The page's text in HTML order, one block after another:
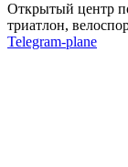
Открытый центр
триатлон,
Telegram-plane